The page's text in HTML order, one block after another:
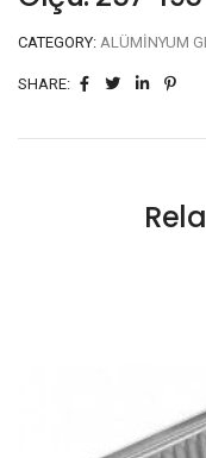
CATEGORY: ALÜMINYUM
SHARE: